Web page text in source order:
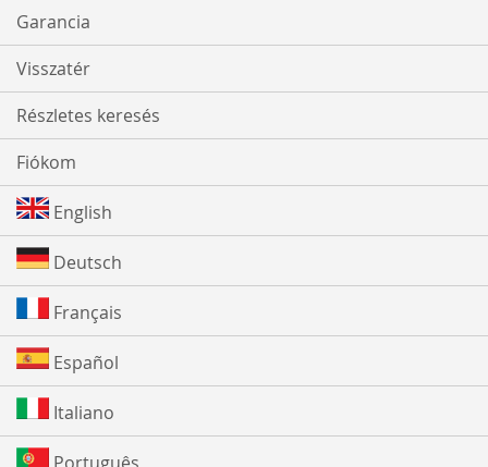
Garancia
Visszatér
Részletes keresés
Fiókom
English
Deutsch
Français
Español
Italiano